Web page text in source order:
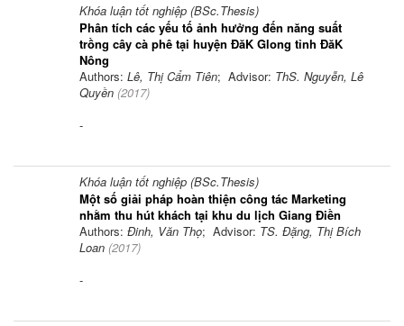
Khóa luận tốt nghiệp (BSc.Thesis)
Phân tích các yếu tố ảnh hưởng đến năng suất
trồng cây cà phê tại huyện ĐăK Glong tỉnh ĐăK
Nông
Authors: Lê, Thị Cẩm Tiên; Advisor: ThS. Nguyễn, Lê
Quyền (2017)
-
Khóa luận tốt nghiệp (BSc.Thesis)
Một số giải pháp hoàn thiện công tác Marketing
nhằm thu hút khách tại khu du lịch Giang Điền
Authors: Đinh, Văn Thọ; Advisor: TS. Đặng, Thị Bích
Loan (2017)
-